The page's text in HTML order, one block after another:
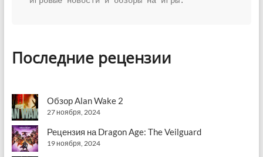
Последние рецензии
Обзор Alan Wake 2
27 ноября, 2024
Рецензия на Dragon Age: The Veilguard
19 ноября, 2024